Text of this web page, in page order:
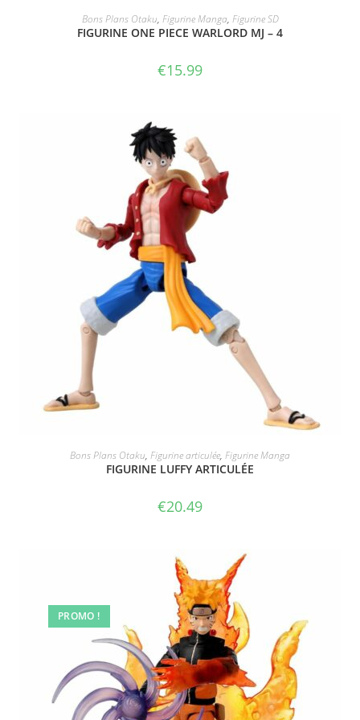
ACHAT SUR AMAZON
Bons Plans Otaku, Figurine Manga, Figurine SD
FIGURINE ONE PIECE WARLORD MJ – 4
€15.99
ACHETER LE PRODUIT
Bons Plans Otaku, Figurine articulée, Figurine Manga
FIGURINE LUFFY ARTICULÉE
€20.49
PROMO !